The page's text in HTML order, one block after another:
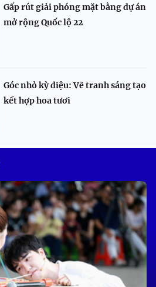
Gấp rút giải phóng mặt bằng dự án
mở rộng Quốc lộ 22
Góc nhỏ kỳ diệu: Vẽ tranh sáng tạo
kết hợp hoa tươi